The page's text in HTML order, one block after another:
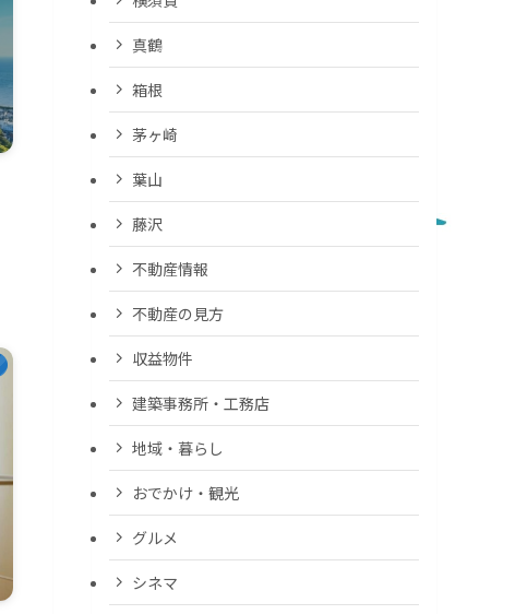
真鶴
箱根
茅ヶ崎
葉山
藤沢
不動産情報
不動産の見方
収益物件
建築事務所・工務店
地域・暮らし
おでかけ・観光
グルメ
シネマ